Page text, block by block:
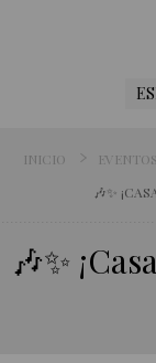
INICIO EVENTOS
🎶✨
🎶✨